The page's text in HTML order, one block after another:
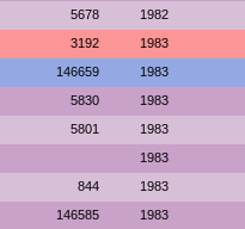
5678 1982
3192 1983
146659 1983
5830 1983
5801 1983
1983
844 1983
146585 1983